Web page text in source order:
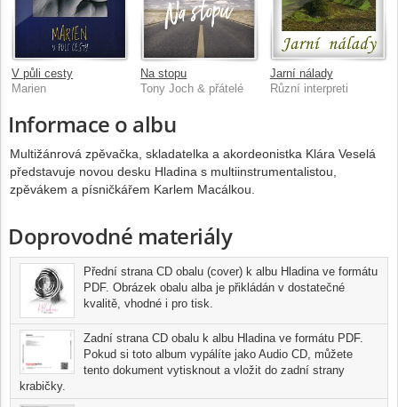
V půli cesty
Marien
Na stopu
Tony Joch & přátelé
Jarní nálady
Různí interpreti
Informace o albu
Multižánrová zpěvačka, skladatelka a akordeonistka Klára Veselá
představuje novou desku Hladina s multiinstrumentalistou,
zpěvákem a písničkářem Karlem Macálkou.
Doprovodné materiály
Přední strana CD obalu (cover) k albu Hladina ve formátu
PDF. Obrázek obalu alba je přikládán v dostatečné
kvalitě, vhodné i pro tisk.
Zadní strana CD obalu k albu Hladina ve formátu PDF.
Pokud si toto album vypálíte jako Audio CD, můžete
tento dokument vytisknout a vložit do zadní strany
krabičky.